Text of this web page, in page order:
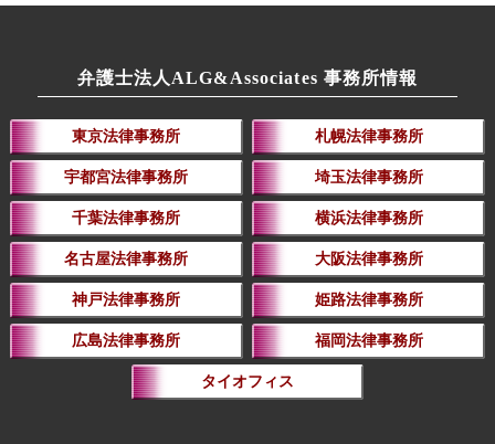
弁護士法人ALG&Associates 事務所情報
東京法律事務所 札幌法律事務所
宇都宮法律事務所 埼玉法律事務所
千葉法律事務所 横浜法律事務所
名古屋法律事務所 大阪法律事務所
神戸法律事務所 姫路法律事務所
広島法律事務所 福岡法律事務所
タイオフィス